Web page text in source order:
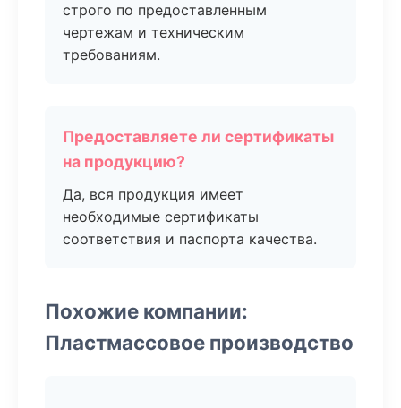
строго по предоставленным
чертежам и техническим
требованиям.
Предоставляете ли сертификаты
на продукцию?
Да, вся продукция имеет
необходимые сертификаты
соответствия и паспорта качества.
Похожие компании:
Пластмассовое производство